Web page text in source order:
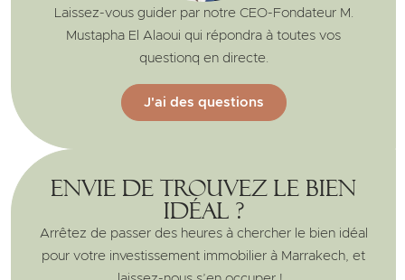
Envie de trouvez le bien
idéal ?
Arrêtez de passer des heures à chercher le bien idéal
pour votre investissement immobilier à Marrakech, et
Laissez-vous guider par notre CEO-Fondateur M.
Mustapha El Alaoui qui répondra à toutes vos
questionq en directe.
J'ai des questions